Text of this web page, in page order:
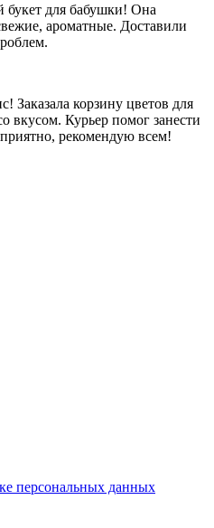
букет для бабушки! Она
ароматные. Доставили
Заказала корзину цветов для
вкусом. Курьер помог занести
рекомендую всем!
персональных данных